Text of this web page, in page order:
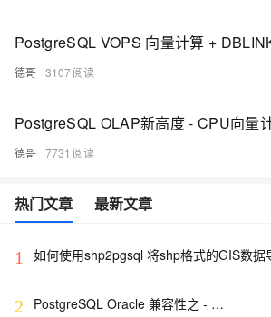
德哥 3107
PostgreSQL OLAP新高度 - CPU向量
德哥 7731
热门文章 最新文章
1
如何使用shp2pgsql 将shp格式的GIS数据
2
PostgreSQL Oracle 兼容性之 -